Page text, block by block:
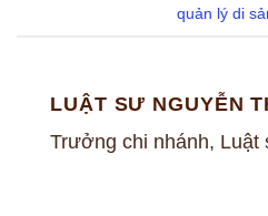
quản lý di
LUẬT SƯ NGUYỄN
Trưởng chi nhánh, Luật